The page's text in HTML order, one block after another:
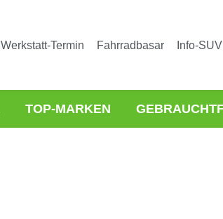
Werkstatt-Termin Fahrradbasar Info-SUV
TOP-MARKEN